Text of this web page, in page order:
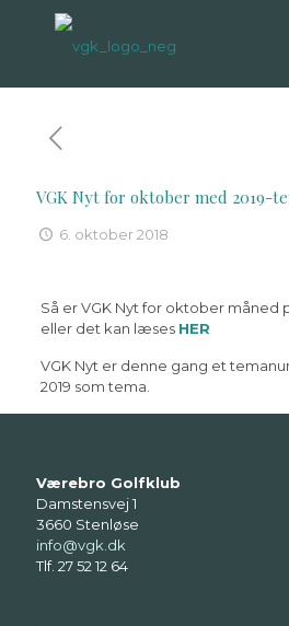
VGK Nyt for oktober med 2019-
6. oktober 2018
Så er VGK Nyt for oktober måned
eller det kan læses HER
VGK Nyt er denne gang et
2019 som tema.
Værebro Golfklub
Damstensvej 1
3660 Stenløse
info@vgk.dk
Tlf. 27 52 12 64